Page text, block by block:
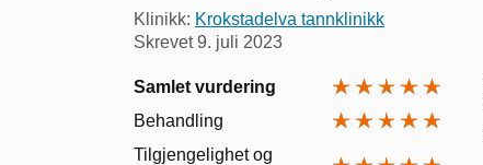
Klinikk: Krokstadelva tannklinikk
Skrevet9. juli 2023
Samlet vurdering
Behandling
Tilgjengelighet og